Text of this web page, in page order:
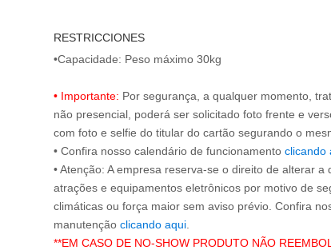
RESTRICCIONES
•Capacidade: Peso máximo 30kg
• Importante: Por segurança, a qualquer momento,
não presencial, poderá ser solicitado foto frente e
com foto e selfie do titular do cartão segurando o
• Confira nosso calendário de funcionamento clicando
• Atenção: A empresa reserva-se o direito de alterar
atrações e equipamentos eletrônicos por motivo de
climáticas ou força maior sem aviso prévio. Confira
manutenção clicando aqui
**EM CASO DE NO-SHOW PRODUTO NÃO